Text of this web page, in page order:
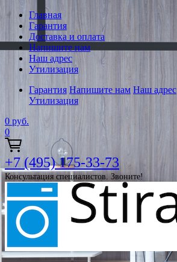
Главная
Гарантия
Доставка и оплата
Напишите нам
Наш адрес
Утилизация
Гарантия Напишите нам Наш адрес
Утилизация
0 руб.
0
+7 (495) 175-33-73
Консультация специалистов. Звоните!